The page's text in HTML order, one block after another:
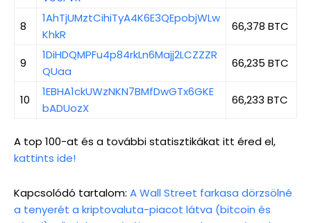
8
1AhTjUMztCihiTyA4K6E3QEpobjWLw
KhkR
66,378 BTC
9
1DiHDQMPFu4p84rkLn6Majj2LCZZZR
QUaa
66,235 BTC
10
1EBHA1ckUWzNKN7BMfDwGTx6GKE
bADUozX
66,233 BTC
A top 100-at és a további statisztikákat itt éred el,
kattints ide!
Kapcsolódó tartalom: A Wall Street farkasa dörzsölné
a tenyerét a kriptovaluta-piacot látva (bitcoin és